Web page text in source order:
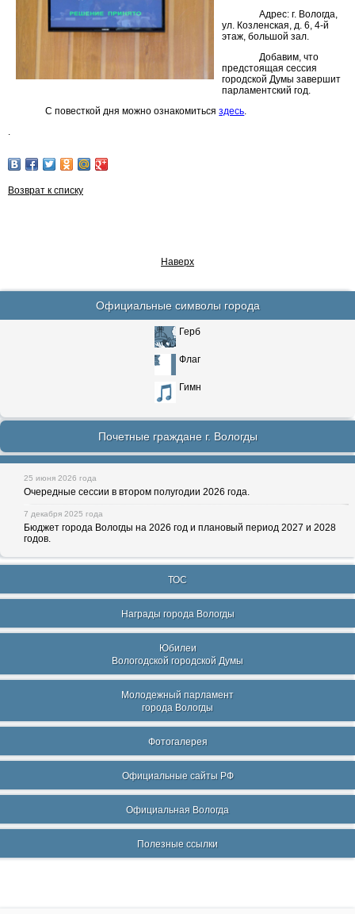
Адрес: г. Вологда,
ул. Козленская, д. 6, 4-й
этаж, большой зал.
Добавим, что
предстоящая сессия
городской Думы завершит
парламентский год.
С повесткой дня можно ознакомитьсяздесь.
.
Возврат к списку
Наверх
Официальные символы города
Герб
Флаг
Гимн
Почетные граждане г. Вологды
25 июня 2026 года
Очередные сессии в втором полугодии 2026 года.
7 декабря 2025 года
Бюджет города Вологды на 2026 год и плановый период 2027 и 2028
годов.
ТОС
Награды города Вологды
Юбилеи
Вологодской городской Думы
Молодежный парламент
города Вологды
Фотогалерея
Официальные сайты РФ
Официальная Вологда
Полезные ссылки